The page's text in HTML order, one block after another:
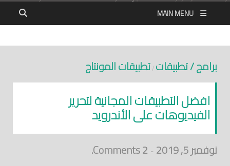
MAIN MENU
برامج / تطبيقات / تطبيقات المونتاج
افضل التطبيقات المجانية لتحرير
الفيديوهات على الأندرويد
نوفمبر 5, 2019 -
2 Comments.